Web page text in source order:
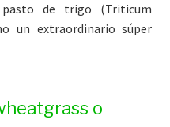
pasto de trigo (Triticum
un extraordinario súper
o